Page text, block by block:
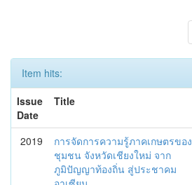
Item hits:
Issue
Date
Title
2019
การจัดการความรู้ภาคเกษตรของ
ชุมชน จังหวัดเชียงใหม่ จาก
ภูมิปัญญาท้องถิ่น สู่ประชาคม